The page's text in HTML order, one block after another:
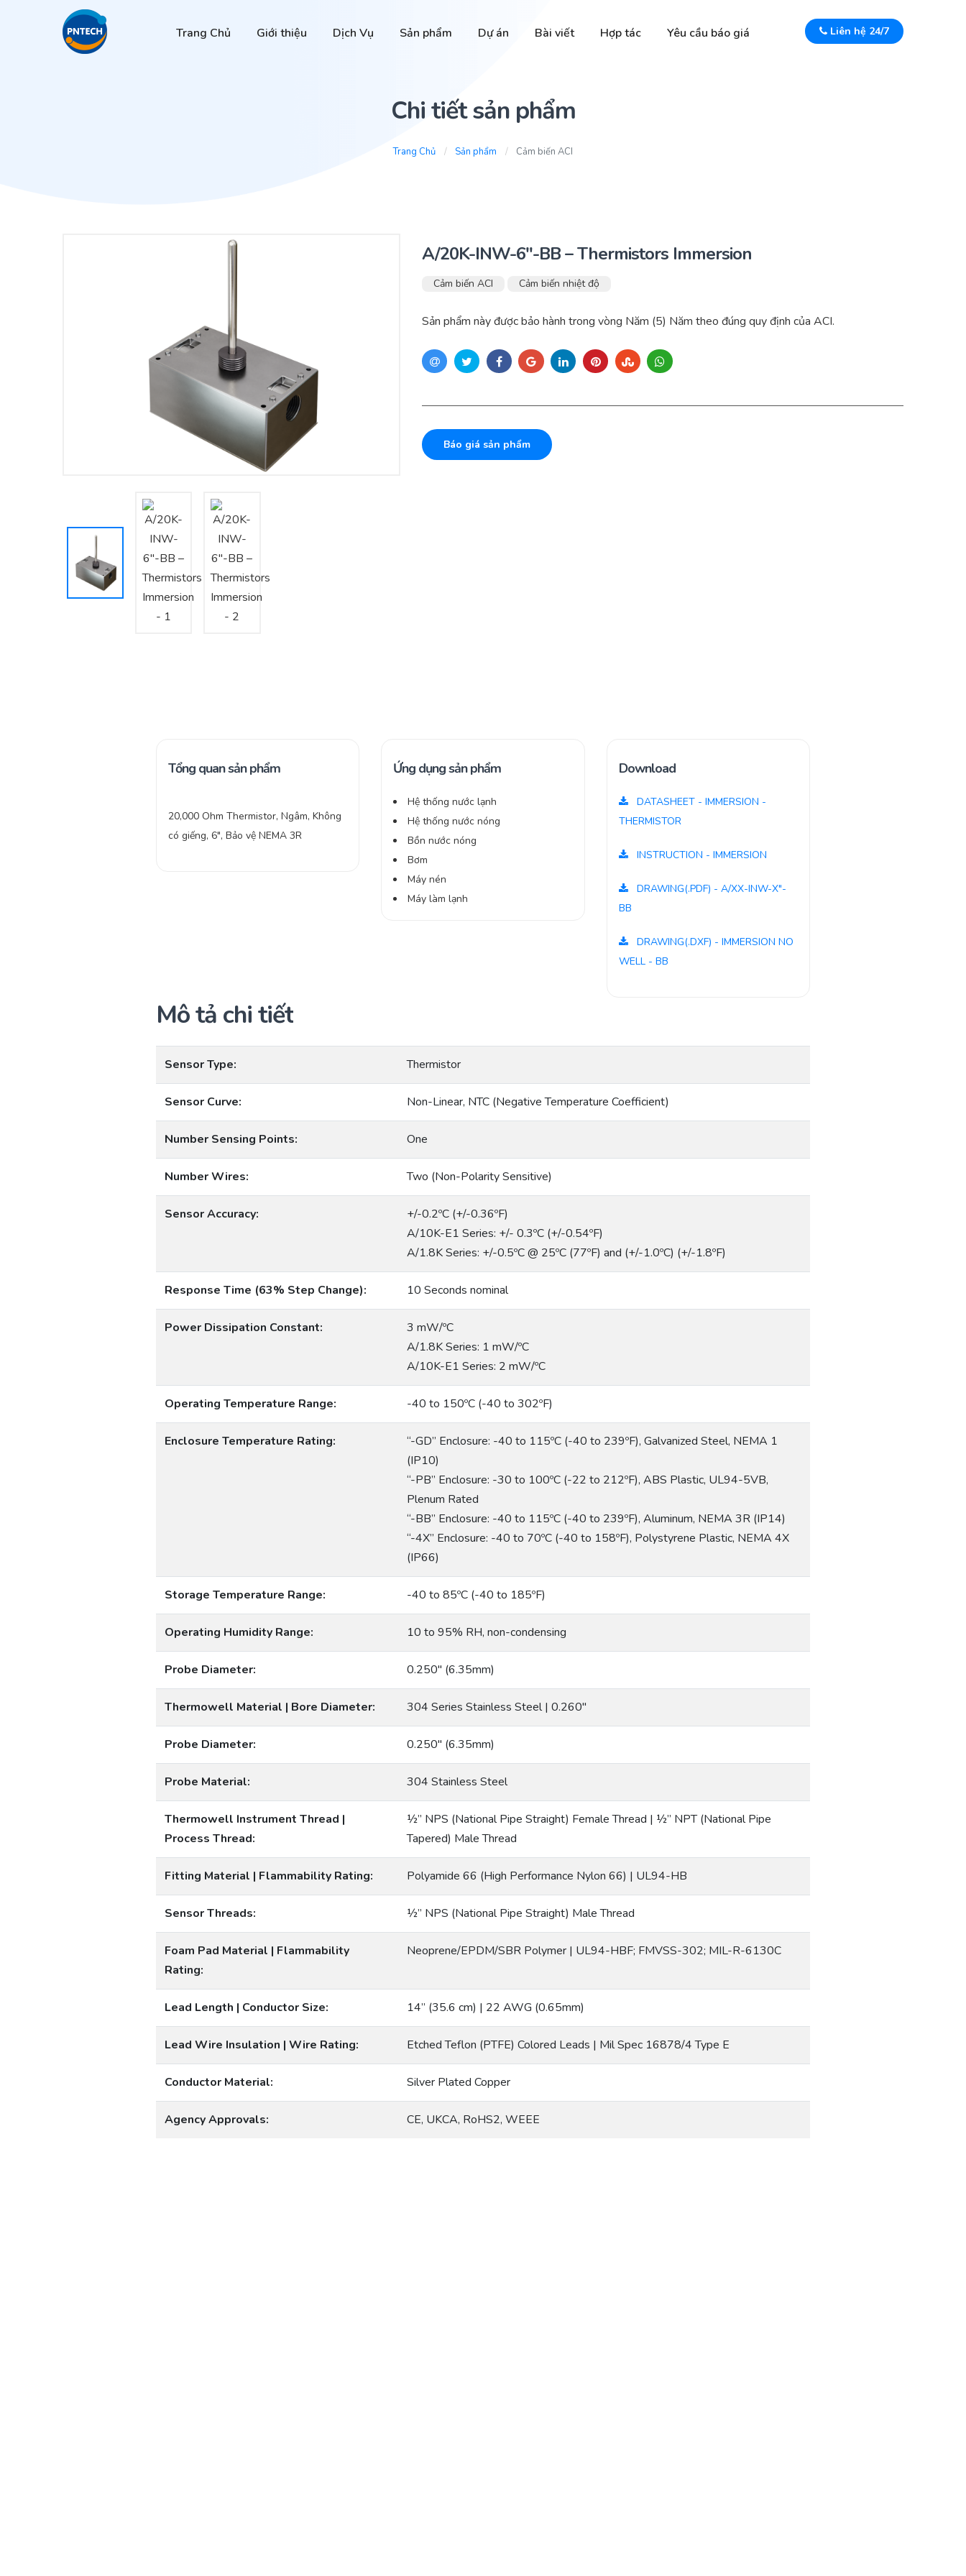
Trang Chủ Giới thiệu Dịch Vụ Sản phẩm Dự án Bài viết Hợp tác Yêu cầu báo giá Liên hệ 24/7
Chi tiết sản phẩm
Trang Chủ Sản phẩm Cảm biến ACI
A/20K-INW-6″-BB – Thermistors Immersion
Cảm biến ACI Cảm biến nhiệt độ
Sản phẩm này được bảo hành trong vòng Năm (5) Năm theo đúng quy định của ACI.
Báo giá sản phẩm
Tổng quan sản phẩm
20,000 Ohm Thermistor, Ngâm, Không
có giếng, 6″, Bảo vệ NEMA 3R
Ứng dụng sản phẩm
Hệ thống nước lạnh
Hệ thống nước nóng
Bồn nước nóng
Bơm
Máy nén
Máy làm lạnh
Download
DATASHEET - IMMERSION -
THERMISTOR
INSTRUCTION - IMMERSION
DRAWING(.PDF) - A/XX-INW-X"-
BB
DRAWING(.DXF) - IMMERSION NO
WELL - BB
Mô tả chi tiết
Sensor Type: Thermistor
Sensor Curve: Non-Linear, NTC (Negative Temperature Coefficient)
Number Sensing Points: One
Number Wires: Two (Non-Polarity Sensitive)
Sensor Accuracy:
+/-0.2ºC (+/-0.36ºF)
A/10K-E1 Series: +/- 0.3ºC (+/-0.54ºF)
A/1.8K Series: +/-0.5ºC @ 25ºC (77ºF) and (+/-1.0ºC) (+/-1.8ºF)
Response Time (63% Step Change): 10 Seconds nominal
Power Dissipation Constant:
3 mW/ºC
A/1.8K Series: 1 mW/ºC
A/10K-E1 Series: 2 mW/ºC
Operating Temperature Range: -40 to 150ºC (-40 to 302ºF)
Enclosure Temperature Rating:
“-GD” Enclosure: -40 to 115ºC (-40 to 239ºF), Galvanized Steel, NEMA 1
(IP10)
“-PB” Enclosure: -30 to 100ºC (-22 to 212ºF), ABS Plastic, UL94-5VB,
Plenum Rated
“-BB” Enclosure: -40 to 115ºC (-40 to 239ºF), Aluminum, NEMA 3R (IP14)
“-4X” Enclosure: -40 to 70ºC (-40 to 158ºF), Polystyrene Plastic, NEMA 4X
(IP66)
Storage Temperature Range: -40 to 85ºC (-40 to 185ºF)
Operating Humidity Range: 10 to 95% RH, non-condensing
Probe Diameter: 0.250″ (6.35mm)
Thermowell Material | Bore Diameter: 304 Series Stainless Steel | 0.260″
Probe Diameter: 0.250″ (6.35mm)
Probe Material: 304 Stainless Steel
Thermowell Instrument Thread |
Process Thread:
½” NPS (National Pipe Straight) Female Thread | ½” NPT (National Pipe
Tapered) Male Thread
Fitting Material | Flammability Rating: Polyamide 66 (High Performance Nylon 66) | UL94-HB
Sensor Threads: ½” NPS (National Pipe Straight) Male Thread
Foam Pad Material | Flammability
Rating:
Neoprene/EPDM/SBR Polymer | UL94-HBF; FMVSS-302; MIL-R-6130C
Lead Length | Conductor Size: 14” (35.6 cm) | 22 AWG (0.65mm)
Lead Wire Insulation | Wire Rating: Etched Teflon (PTFE) Colored Leads | Mil Spec 16878/4 Type E
Conductor Material: Silver Plated Copper
Agency Approvals: CE, UKCA, RoHS2, WEEE